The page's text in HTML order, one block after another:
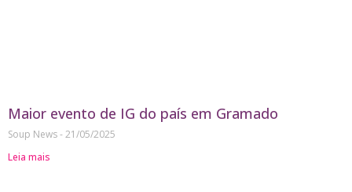
Maior evento de IG do país em Gramado
Soup News 21/05/2025
Leia mais